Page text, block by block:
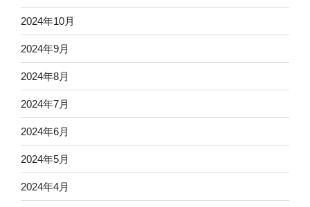
2024年10月
2024年9月
2024年8月
2024年7月
2024年6月
2024年5月
2024年4月